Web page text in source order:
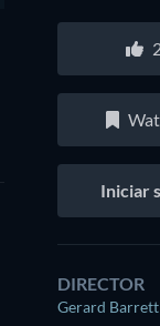
Iniciar
DIRECTOR
Gerard Barrett